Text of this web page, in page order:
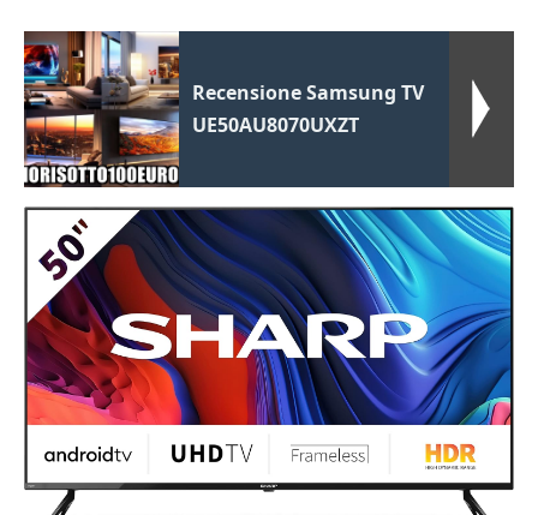
Recensione Samsung TV
UE50AU8070UXZT